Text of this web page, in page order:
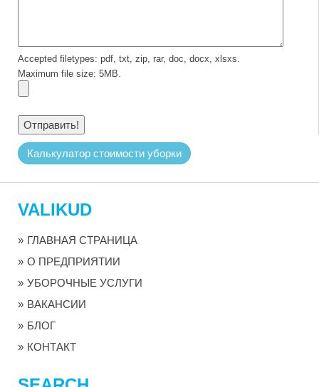
Accepted filetypes: pdf, txt, zip, rar, doc, docx, xlsxs.
Maximum file size: 5MB.
Калькулатор стоимости уборки
VALIKUD
ГЛАВНАЯ СТРАНИЦА
О ПРЕДПРИЯТИИ
УБОРОЧНЫЕ УСЛУГИ
ВАКАНСИИ
БЛОГ
КОНТАКТ